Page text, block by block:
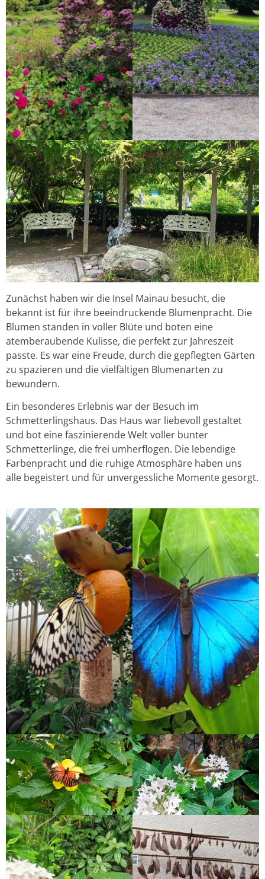
Zunächst haben wir die Insel Mainau besucht, die
bekannt ist für ihre beeindruckende Blumenpracht. Die
Blumen standen in voller Blüte und boten eine
atemberaubende Kulisse, die perfekt zur Jahreszeit
passte. Es war eine Freude, durch die gepflegten Gärten
zu spazieren und die vielfältigen Blumenarten zu
bewundern.
Ein besonderes Erlebnis war der Besuch im
Schmetterlingshaus. Das Haus war liebevoll gestaltet
und bot eine faszinierende Welt voller bunter
Schmetterlinge, die frei umherflogen. Die lebendige
Farbenpracht und die ruhige Atmosphäre haben uns
alle begeistert und für unvergessliche Momente gesorgt.